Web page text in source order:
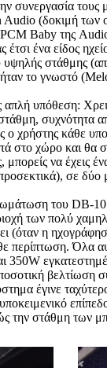
συνεργασία τους
(δοκιμή των
Baby της
ένα είδος
στάθμης
το γνωστό
υπόθεση:
συχνότητα
ο χρήστης κάθε
στο χώρο και θα
μπορείς να έχεις
σε δύο
του DB-
των πολύ
(όταν η
περίπτωση. Όλα
350W
ποσοτική
έγινε
την στάθμη των